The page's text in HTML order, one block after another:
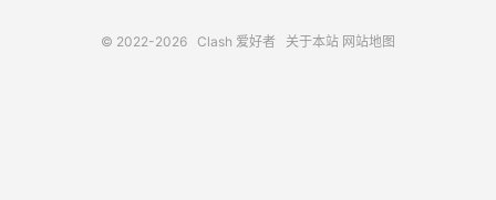
© 2022-2026 Clash 爱好者 关于本站 网站地图